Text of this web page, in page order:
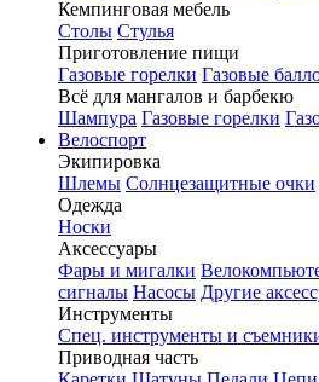
Кемпинговая мебель
Столы Стулья
Приготовление пищи
Газовые горелки Газовые
Всё для мангалов и барбекю
Шампура Газовые горелки
Велоспорт
Экипировка
Шлемы Солнцезащитные очки
Одежда
Носки
Аксессуары
Фары и мигалки
сигналы Насосы Другие
Инструменты
Спец. инструменты и
Приводная часть